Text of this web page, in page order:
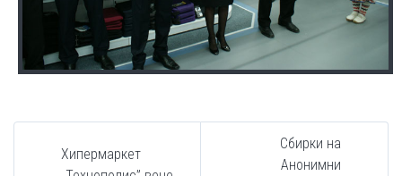
Хипермаркет
Сбирки на
Анонимни